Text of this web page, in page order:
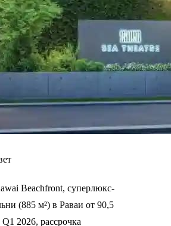
Beachfront, суперлюкс-
(885 м²) в Раваи от 90,5
2026, рассрочка